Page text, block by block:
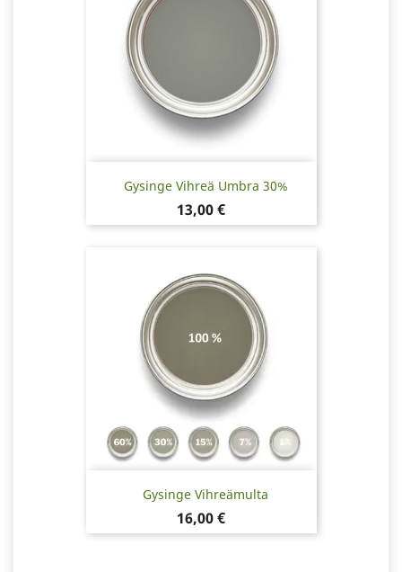
Gysinge Vihreä Umbra 30%
Hinta
13,00 €
Gysinge Vihreämulta
Hinta
16,00 €